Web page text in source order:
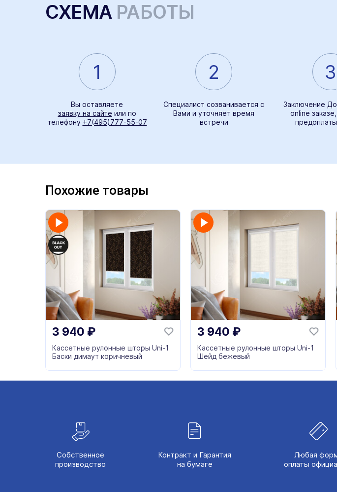
СХЕМА РАБОТЫ
1
Вы оставляете
заявку на сайте или по
телефону +7(495)777-55-07
2
Специалист созванивается с
Вами и уточняет время
встречи
3
Заключение
online
Похожие товары
3 940 ₽
Кассетные рулонные шторы Uni-1
Баски димаут коричневый
3 940 ₽
Кассетные рулонные шторы Uni-1
Шейд бежевый
Собственное
производство
Контракт и Гарантия
на бумаге
Любая
оплаты